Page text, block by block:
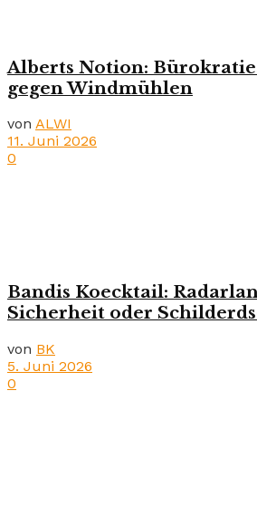
Alberts Notion:
gegen Windmühlen
von ALWI
11. Juni 2026
0
Bandis Koecktail:
Sicherheit oder
von BK
5. Juni 2026
0